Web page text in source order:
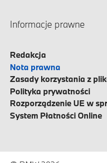
Informacje prawne
Redakcja
Nota prawna
Zasady korzystania z
Polityka prywatności
Rozporządzenie UE w
System Płatności Online